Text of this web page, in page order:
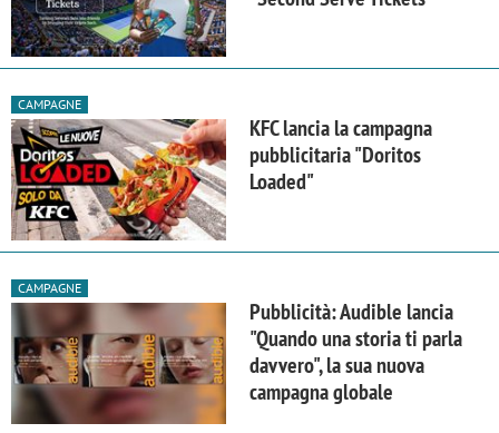
CAMPAGNE
KFC lancia la campagna
pubblicitaria "Doritos
Loaded"
CAMPAGNE
Pubblicità: Audible lancia
"Quando una storia ti parla
davvero", la sua nuova
campagna globale